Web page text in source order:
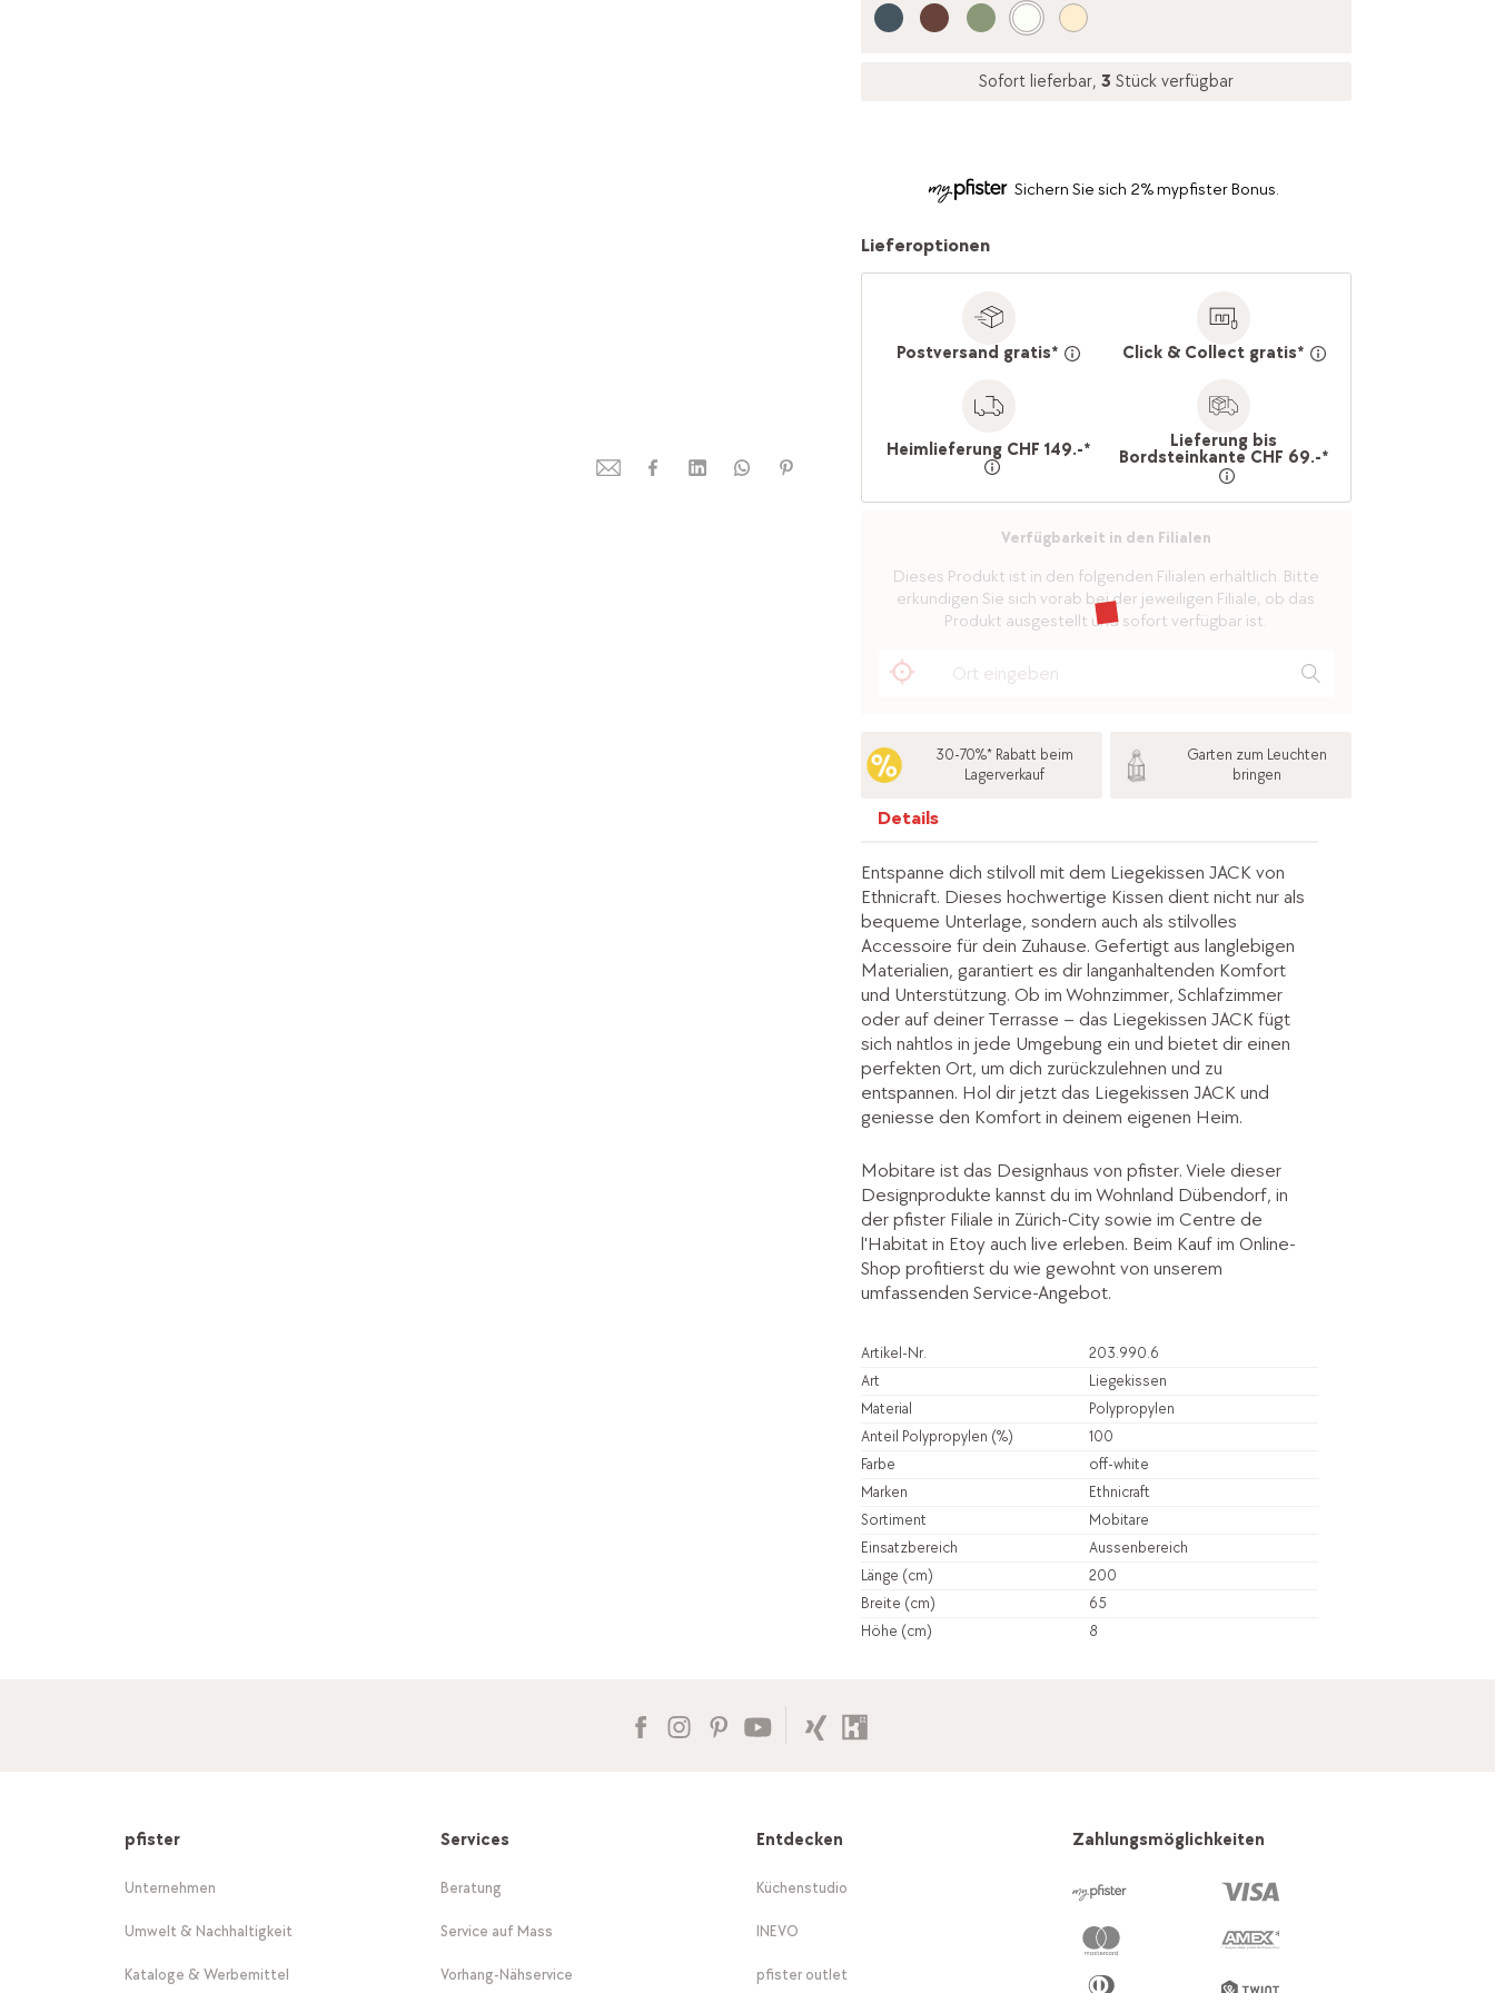
Sofort lieferbar, 3 Stück verfügbar
Sichern Sie sich 2% mypfister Bonus.
Lieferoptionen
Postversand gratis* Click & Collect gratis*
Heimlieferung CHF 149.-* Lieferung bis
Bordsteinkante CHF 69.-*
Verfügbarkeit in den Filialen
Dieses Produkt ist in den folgenden Filialen erhältlich. Bitte
erkundigen Sie sich vorab bei der jeweiligen Filiale, ob das
Produkt ausgestellt und sofort verfügbar ist.
30-70%* Rabatt beim
Lagerverkauf
Garten zum Leuchten
bringen
Details
Entspanne dich stilvoll mit dem Liegekissen JACK von
Ethnicraft. Dieses hochwertige Kissen dient nicht nur als
bequeme Unterlage, sondern auch als stilvolles
Accessoire für dein Zuhause. Gefertigt aus langlebigen
Materialien, garantiert es dir langanhaltenden Komfort
und Unterstützung. Ob im Wohnzimmer, Schlafzimmer
oder auf deiner Terrasse – das Liegekissen JACK fügt
sich nahtlos in jede Umgebung ein und bietet dir einen
perfekten Ort, um dich zurückzulehnen und zu
entspannen. Hol dir jetzt das Liegekissen JACK und
geniesse den Komfort in deinem eigenen Heim.
Mobitare ist das Designhaus von pfister. Viele dieser
Designprodukte kannst du im Wohnland Dübendorf, in
der pfister Filiale in Zürich-City sowie im Centre de
l'Habitat in Etoy auch live erleben. Beim Kauf im Online-
Shop profitierst du wie gewohnt von unserem
umfassenden Service-Angebot.
Artikel-Nr.
203.990.6
Art
Liegekissen
Material
Polypropylen
Anteil Polypropylen (%)
100
Farbe
off-white
Marken
Ethnicraft
Sortiment
Mobitare
Einsatzbereich
Aussenbereich
Länge (cm)
200
Breite (cm)
65
Höhe (cm)
8
pfister
Unternehmen
Umwelt & Nachhaltigkeit
Kataloge & Werbemittel
Services
Beratung
Service auf Mass
Vorhang-Nähservice
Entdecken
Küchenstudio
INEVO
pfister outlet
Zahlungsmöglichkeiten